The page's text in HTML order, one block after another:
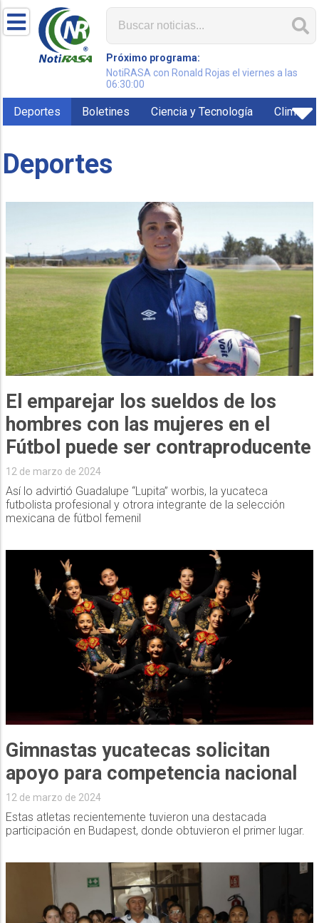
Próximo programa:
NotiRASA con Ronald Rojas el viernes a las
06:30:00
Deportes Boletines Ciencia y Tecnología Clima
Deportes
El emparejar los sueldos de los
hombres con las mujeres en el
Fútbol puede ser contraproducente
12 de marzo de 2024
Así lo advirtió Guadalupe “Lupita” worbis, la yucateca
futbolista profesional y otrora integrante de la selección
mexicana de fútbol femenil
Gimnastas yucatecas solicitan
apoyo para competencia nacional
12 de marzo de 2024
Estas atletas recientemente tuvieron una destacada
participación en Budapest, donde obtuvieron el primer lugar.